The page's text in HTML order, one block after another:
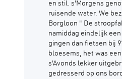
en stil. s'Morgens
ruisende water. We
Borgloon " De
namiddag eindelijk
gingen dan fietsen bij
bloesems, het was
s'Avonds lekker
gedresserd op ons